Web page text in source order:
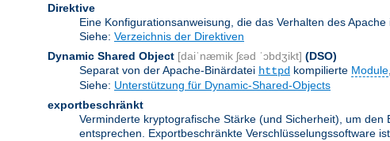
Direktive
Eine Konfigurationsanweisung, die das Verhalten des
Siehe: Verzeichnis der Direktiven
Dynamic Shared Object [daiˈnæmik ʃɛəd ˈɔbdʒikt] (DSO)
Separat von der Apache-Binärdatei httpd kompilierte Module
Siehe: Unterstützung für Dynamic-Shared-Objects
exportbeschränkt
Verminderte kryptografische Stärke (und Sicherheit), um
entsprechen. Exportbeschränkte Verschlüsselungssoftware